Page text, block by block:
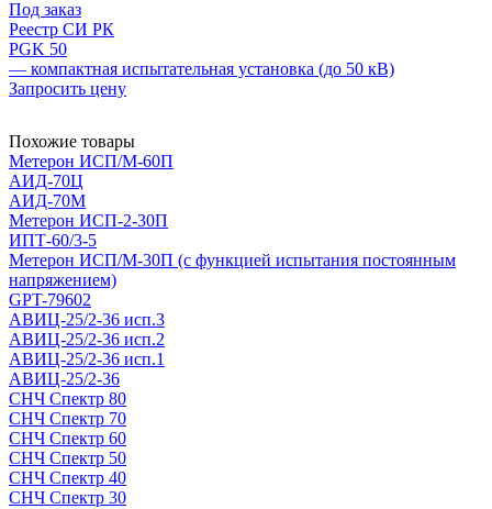
Под заказ
Реестр СИ РК
PGK 50
— компактная испытательная установка (до 50 кВ)
Запросить цену
Похожие товары
Метерон ИСП/М-60П
АИД-70Ц
АИД-70М
Метерон ИСП-2-30П
ИПТ-60/3-5
Метерон ИСП/М-30П (с функцией испытания постоянным
напряжением)
GPT-79602
АВИЦ-25/2-36 исп.3
АВИЦ-25/2-36 исп.2
АВИЦ-25/2-36 исп.1
АВИЦ-25/2-36
СНЧ Спектр 80
СНЧ Спектр 70
СНЧ Спектр 60
СНЧ Спектр 50
СНЧ Спектр 40
СНЧ Спектр 30